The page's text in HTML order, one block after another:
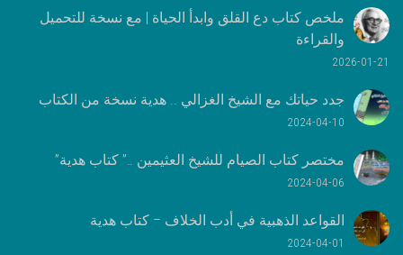
ملخص كتاب دع القلق وابدأ الحياة | مع نسخة للتحميل
والقراءة
2026-01-21
جدد حياتك مع الشيخ الغزالي .. هدية نسخة من الكتاب
2024-04-10
مختصر كتاب الصيام للشيخ العثيمين ..” كتاب هدية”
2024-04-06
القواعد الذهبية في أدب الخلاف – كتاب هدية
2024-04-01